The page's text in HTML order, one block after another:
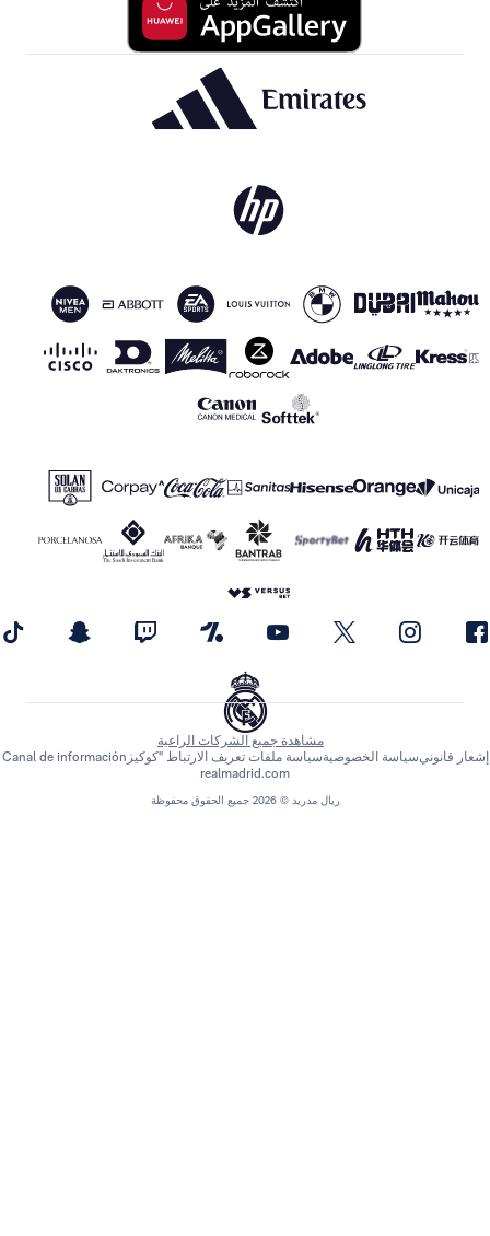
مشاهدة جميع الشركات الراعية
الخصوصيةسياسة ملفات تعريف الارتباط "كوكيز Canal de información
realmadrid.com